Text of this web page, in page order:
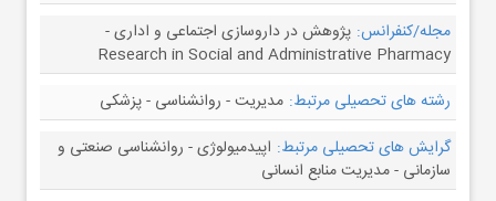
مجله/کنفرانس: پژوهش در داروسازی اجتماعی و اداری -
Research in Social and Administrative Pharmacy
رشته های تحصیلی مرتبط: مدیریت - روانشناسی - پزشکی
گرایش های تحصیلی مرتبط: اپیدمیولوژی - روانشناسی صنعتی و
سازمانی - مدیریت منابع انسانی